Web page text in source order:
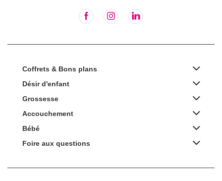
Coffrets & Bons plans
Désir d'enfant
Grossesse
Accouchement
Bébé
Foire aux questions